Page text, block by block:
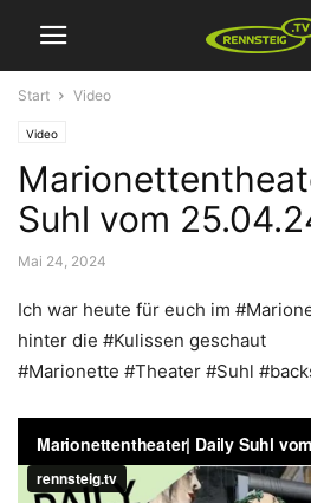
Start Video
Video
Suhl vom
Mai 24, 2024
Ich war heute für euch im
hinter die #Kulissen geschaut
#Marionette #Theater #Suhl